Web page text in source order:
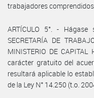
trabajadores
ARTÍCULO 5°. -
SECRETARÍA DE
MINISTERIO DE
carácter gratuito del
resultará aplicable lo
de la Ley N° 14.250 (t.o.